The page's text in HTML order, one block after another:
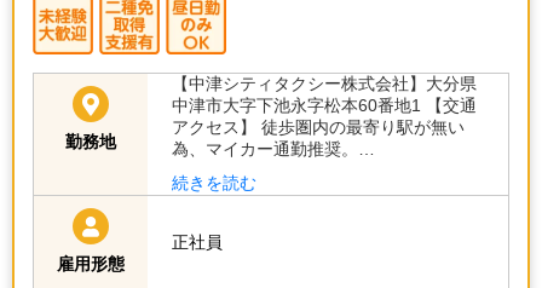
勤務地
【中津シティタクシー株式会社】大分県
中津市大字下池永字松本60番地1 【交通
アクセス】 徒歩圏内の最寄り駅が無い
為、マイカー通勤推奨。…
続きを読む
雇用形態
正社員